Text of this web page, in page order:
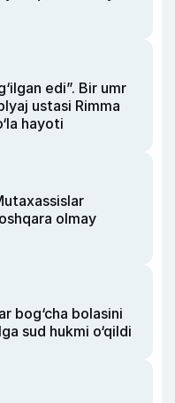
edi”. Bir umr
ustasi Rimma
hayoti
olmay
bog‘cha bolasini
sud hukmi o‘qildi